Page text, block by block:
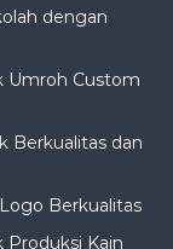
dengan
Umroh Custom
Berkualitas dan
Berkualitas
Produksi Kain